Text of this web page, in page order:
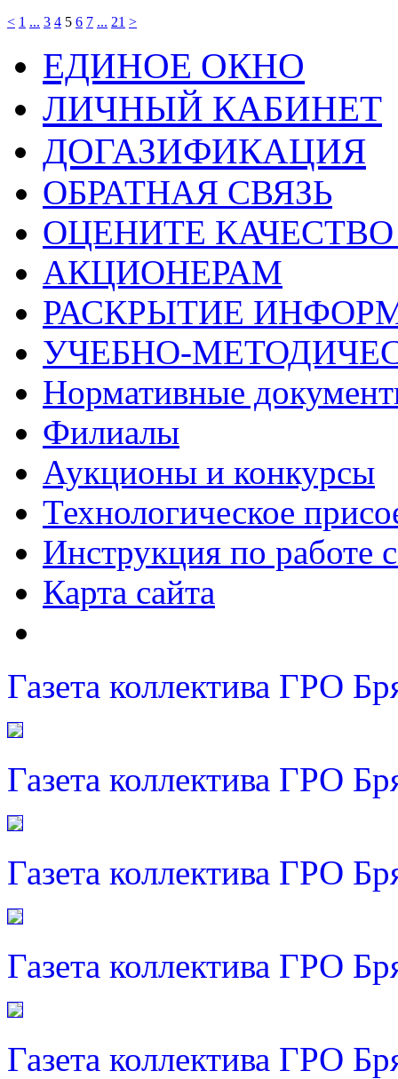
< 1 ... 3 4 5 6 7 ... 21 >
ЕДИНОЕ ОКНО
ЛИЧНЫЙ КАБИНЕТ
ДОГАЗИФИКАЦИЯ
ОБРАТНАЯ СВЯЗЬ
ОЦЕНИТЕ
АКЦИОНЕРАМ
РАСКРЫТИЕ
УЧЕБНО-
Нормативные
Филиалы
Аукционы и конкурсы
Технологическое
Инструкция по работе
Карта сайта
Газета коллектива ГРО
Газета коллектива ГРО
Газета коллектива ГРО
Газета коллектива ГРО
Газета коллектива ГРО